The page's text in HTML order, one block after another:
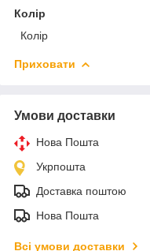
Колір
Колір
Приховати
Умови доставки
Нова Пошта
Укрпошта
Доставка поштою
Нова Пошта
Всі умови доставки